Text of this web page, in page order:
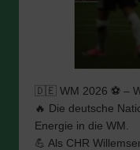
🇩🇪 WM 2026 ⚽️ –
🔥 Die deutsche
Energie in die WM.
💪 Als CHR